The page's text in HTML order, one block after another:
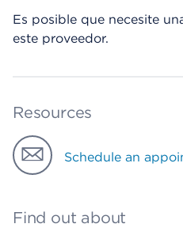
Es posible que necesite
este proveedor.
Resources
Schedule an
Find out about